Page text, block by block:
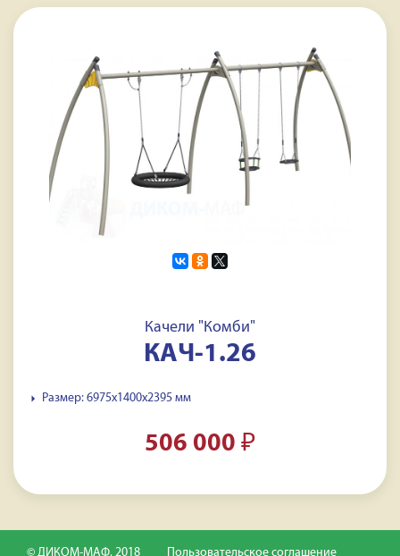
Качели "Комби"
КАЧ-1.26
Размер: 6975x1400x2395 мм
506 000 ₽
© ДИКОМ-МАФ, 2018 Пользовательское соглашение